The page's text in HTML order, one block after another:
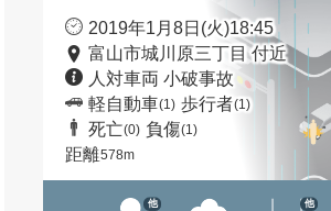
2019年1月8日(火)18:45
富山市城川原三丁目 付近
人対車両 小破事故
軽自動車(1) 歩行者(1)
死亡(0) 負傷(1)
距離578m
他 他